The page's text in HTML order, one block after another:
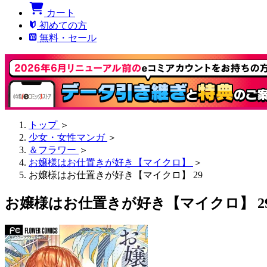
カート
初めての方
無料・セール
トップ ＞
少女・女性マンガ ＞
＆フラワー ＞
お嬢様はお仕置きが好き【マイクロ】
＞
お嬢様はお仕置きが好き【マイクロ】 29
お嬢様はお仕置きが好き【マイクロ】